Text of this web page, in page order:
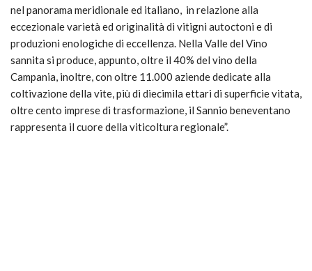
nel panorama meridionale ed italiano, in relazione alla
eccezionale varietà ed originalità di vitigni autoctoni e di
produzioni enologiche di eccellenza. Nella Valle del Vino
sannita si produce, appunto, oltre il 40% del vino della
Campania, inoltre, con oltre 11.000 aziende dedicate alla
coltivazione della vite, più di diecimila ettari di superficie vitata,
oltre cento imprese di trasformazione, il Sannio beneventano
rappresenta il cuore della viticoltura regionale”.